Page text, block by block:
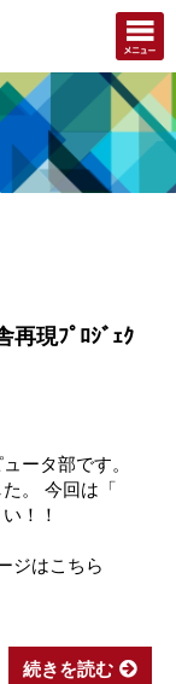
再現ﾌﾟﾛｼﾞｪｸ
ータ部です。
た。 今回は「
い！！
ジはこちら
続きを読む